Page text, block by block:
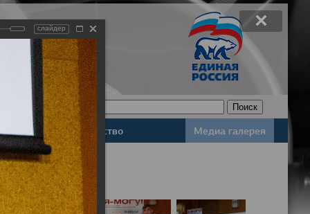
Законодательство Медиа галерея
слайдер